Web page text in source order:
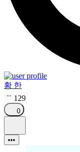
황 한
129
0
•••